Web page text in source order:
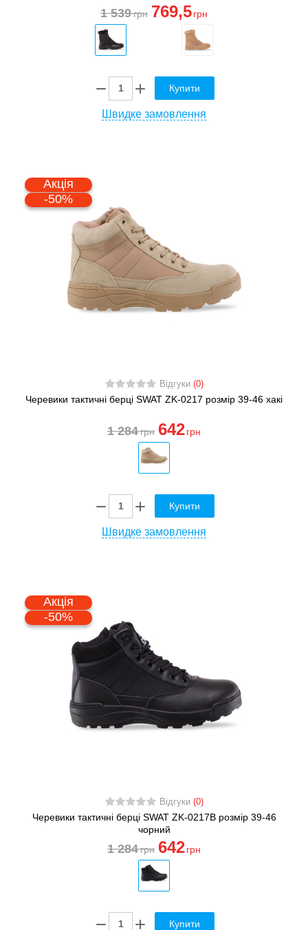
1 539грн 769,5 грн
Купити
Швидке замовлення
Акція
-50%
Відгуки (0)
Черевики тактичні берці SWAT ZK-0217 розмір 39-46 хакі
1 284грн 642 грн
Купити
Швидке замовлення
Акція
-50%
Відгуки (0)
Черевики тактичні берці SWAT ZK-0217B розмір 39-46
чорний
1 284грн 642 грн
Купити